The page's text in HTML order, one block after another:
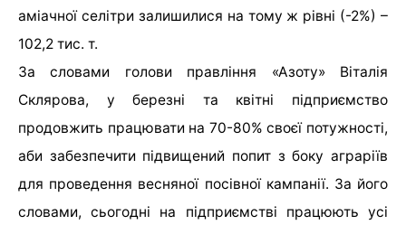
аміачної селітри залишилися на тому ж рівні (-2%) –
102,2 тис. т.
За словами голови правління «Азоту» Віталія
Склярова, у березні та квітні підприємство
продовжить працювати на 70-80% своєї потужності,
аби забезпечити підвищений попит з боку аграріїв
для проведення весняної посівної кампанії. За його
словами, сьогодні на підприємстві працюють усі